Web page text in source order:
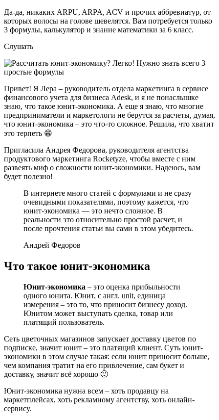
Да-да, никаких ARPU, ARPA, ACV и прочих аббревиатур, от
которых волосы на голове шевелятся. Вам потребуется только
3 формулы, калькулятор и знание математики за 6 класс.
Слушать
Привет! Я Лера – руководитель отдела маркетинга в сервисе
финансового учета для бизнеса Adesk, и я не понаслышке
знаю, что такое юнит-экономика. А еще я знаю, что многие
предприниматели и маркетологи не берутся за расчеты, думая,
что юнит-экономика – это что-то сложное. Решила, что хватит
это терпеть 😁
Пригласила Андрея Федорова, руководителя агентства
продуктового маркетинга Rocketyze, чтобы вместе с ним
развеять миф о сложности юнит-экономики. Надеюсь, вам
будет полезно!
В интернете много статей с формулами и не сразу
очевидными показателями, поэтому кажется, что
юнит-экономика — это нечто сложное. В
реальности это относительно простой расчет, и
после прочтения статьи вы сами в этом убедитесь.
Андрей Федоров
Что такое юнит-экономика
Юнит-экономика – это оценка прибыльности
одного юнита. Юнит, с англ. unit, единица
измерения – это то, что приносит бизнесу доход.
Юнитом может выступать сделка, товар или
платящий пользователь.
Сеть цветочных магазинов запускает доставку цветов по
подписке, значит юнит – это платящий клиент. Суть юнит-
экономики в этом случае такая: если юнит приносит больше,
чем компания тратит на его привлечение, сам букет и
доставку, значит всё хорошо 🙂
Юнит-экономика нужна всем – хоть продавцу на
маркетплейсах, хоть рекламному агентству, хоть онлайн-
сервису.